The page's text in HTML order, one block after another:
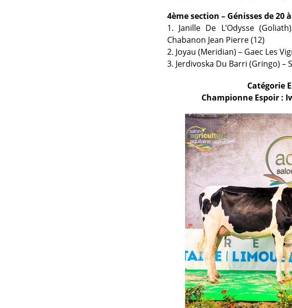
4ème section – Génisses de 20
1. Janille De L’Odysse
Chabanon Jean Pierre (12)
2. Joyau (Meridian) – Gaec Les
3. Jerdivoska Du Barri (Gringo) –
Catégorie
Championne Espoir :